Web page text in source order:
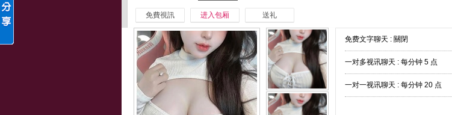
免費視訊 进入包厢 送礼
免费文字聊天 : 關閉
一对多视讯聊天 : 每分钟 5 点
一对一视讯聊天 : 每分钟 20 点